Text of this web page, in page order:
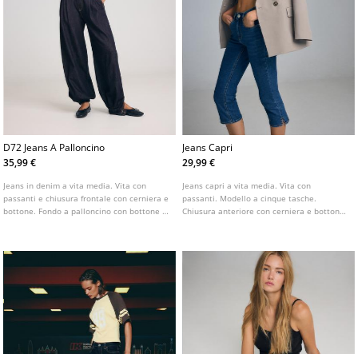
D72 Jeans A Palloncino
35,99 €
Jeans in denim a vita media. Vita con
passanti e chiusura frontale con cerniera e
bottone. Fondo a palloncino con bottone a
Jeans Capri
29,99 €
Jeans capri a vita media. Vita con
passanti. Modello a cinque tasche.
Chiusura anteriore con cerniera e bottone.